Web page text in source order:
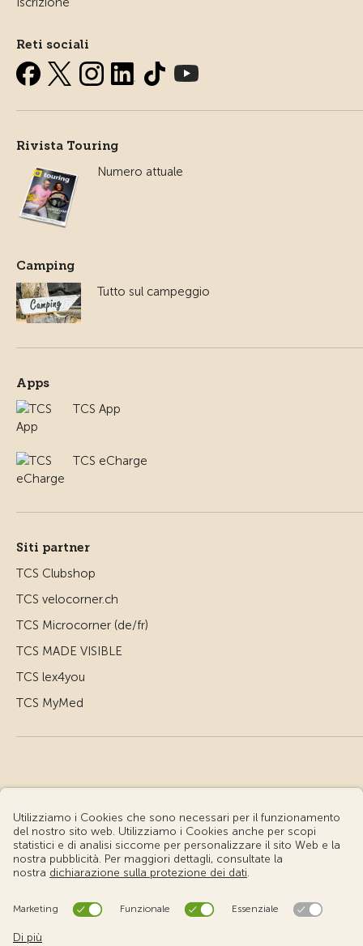
Reti sociali
Rivista Touring
Numero attuale
Camping
Tutto sul campeggio
Apps
TCS App
TCS eCharge
Siti partner
TCS Clubshop
TCS velocorner.ch
TCS Microcorner (de/fr)
TCS MADE VISIBLE
TCS lex4you
TCS MyMed
© Touring Club Svizzero
Condizioni d'uso – Informazioni giuridiche